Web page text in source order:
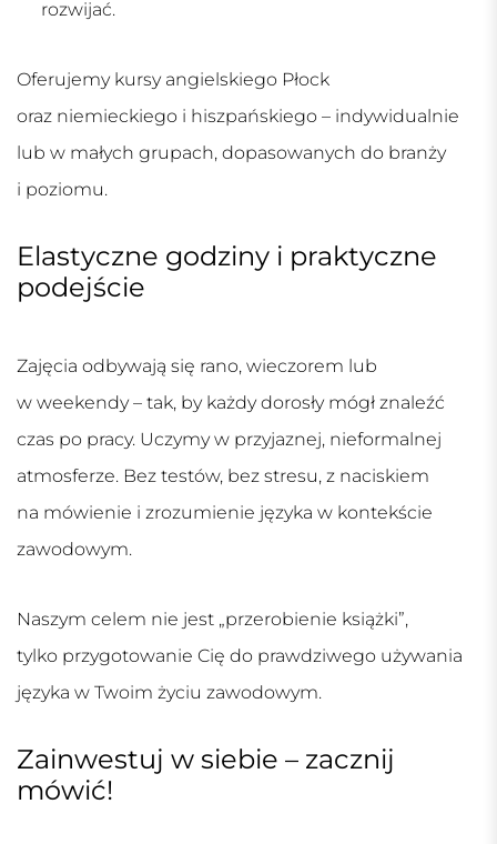
rozwijać.
Oferujemy kursy angielskiego Płock
oraz niemieckiego i hiszpańskiego – indywidualnie
lub w małych grupach, dopasowanych do branży
i poziomu.
Elastyczne godziny i praktyczne
podejście
Zajęcia odbywają się rano, wieczorem lub
w weekendy – tak, by każdy dorosły mógł znaleźć
czas po pracy. Uczymy w przyjaznej, nieformalnej
atmosferze. Bez testów, bez stresu, z naciskiem
na mówienie i zrozumienie języka w kontekście
zawodowym.
Naszym celem nie jest „przerobienie książki”,
tylko przygotowanie Cię do prawdziwego używania
języka w Twoim życiu zawodowym.
Zainwestuj w siebie – zacznij
mówić!